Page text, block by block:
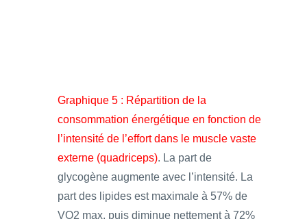
Graphique 5 : Répartition de la
consommation énergétique en fonction de
l’intensité de l’effort dans le muscle vaste
externe (quadriceps). La part de
glycogène augmente avec l’intensité. La
part des lipides est maximale à 57% de
VO2 max, puis diminue nettement à 72%